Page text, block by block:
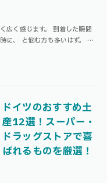
広く感じます。 到着した瞬間
に、 と悩む方も多いはず。 こ
とに、フランクフルト空港 …
ドイツのおすすめ土
産12選！スーパー・
ドラッグストアで喜
ばれるものを厳選！